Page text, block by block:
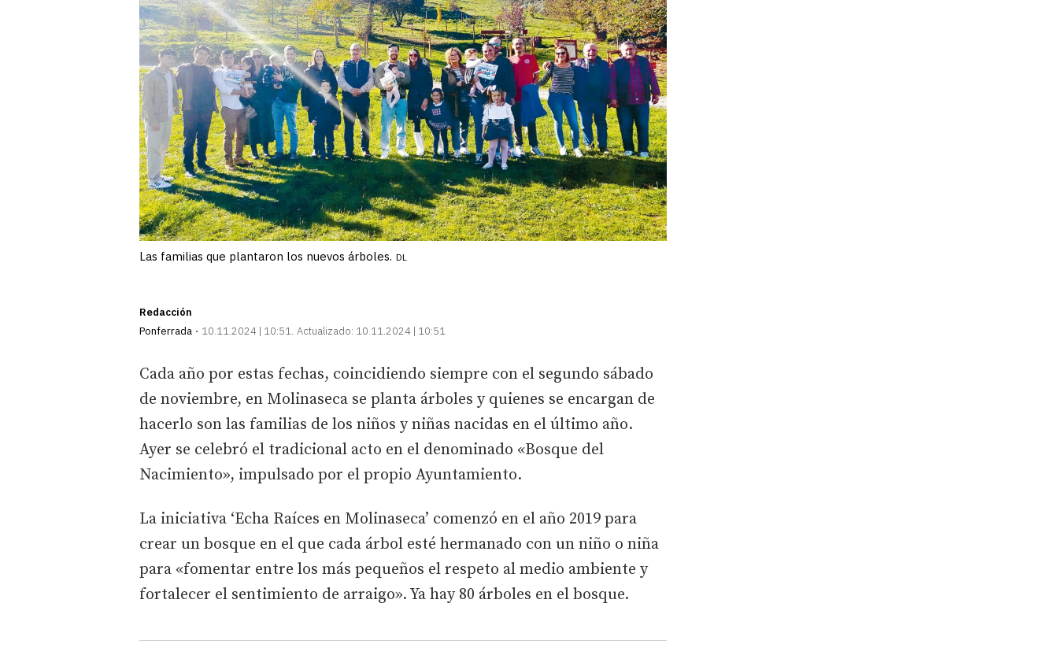
Las familias que plantaron los nuevos árboles. DL
Redacción
Ponferrada
10.11.2024 | 10:51 Actualizado: 10.11.2024 | 10:51
Cada año por estas fechas, coincidiendo siempre con el segundo sábado
de noviembre, en Molinaseca se planta árboles y quienes se encargan de
hacerlo son las familias de los niños y niñas nacidas en el último año.
Ayer se celebró el tradicional acto en el denominado «Bosque del
Nacimiento», impulsado por el propio Ayuntamiento.
La iniciativa ‘Echa Raíces en Molinaseca’ comenzó en el año 2019 para
crear un bosque en el que cada árbol esté hermanado con un niño o niña
para «fomentar entre los más pequeños el respeto al medio ambiente y
fortalecer el sentimiento de arraigo». Ya hay 80 árboles en el bosque.